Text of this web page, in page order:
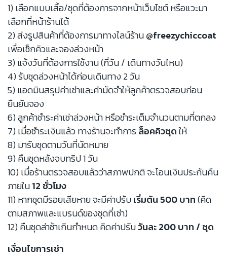
1) เลือกแบบเสื้อ/ชุดที่ต้องการจากหน้าเว็บไซต์ หรือแวะมา
เลือกที่หน้าร้านได้
2) ส่งรูปสินค้าที่ต้องการมาทางไลน์ร้าน@freezychiccoat
เพื่อเช็กคิวและจองล่วงหน้า
3) แจ้งวันที่ต้องการใช้งาน (กี่วัน / เดินทางวันไหน)
4) รับชุดล่วงหน้าได้ก่อนเดินทาง 2 วัน
5) แอดมินสรุปค่าเช่าและค่ามัดจำให้ลูกค้าตรวจสอบก่อน
ยืนยันจอง
6) ลูกค้าชำระค่าเช่าล่วงหน้า หรือชำระเต็มจำนวนตามที่ตกลง
7) เมื่อชำระเงินแล้ว ทางร้านจะทำการล็อคคิวชุดให้
8) มารับชุดตามวันที่นัดหมาย
9) คืนชุดหลังจบทริป 1 วัน
10) เมื่อร้านตรวจสอบแล้วว่าสภาพปกติ จะโอนเงินประกันคืน
ภายใน12 ชั่วโมง
11) หากชุดมีรอยเสียหาย จะมีค่าปรับเริ่มต้น 500 บาท(คิด
ตามสภาพและแบรนด์ของชุดที่เช่า)
12) คืนชุดล่าช้าเกินกำหนด คิดค่าปรับวันละ 200 บาท / ชุด
เงื่อนไขการเช่า